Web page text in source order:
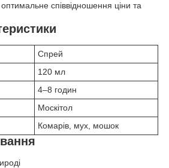
співвідношення ціни та
Спрей
120 мл
4–8 годин
Москітол
Комарів, мух, мошок